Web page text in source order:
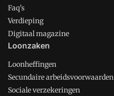
Faq's
Verdieping
Digitaal magazine
Loonzaken
Loonheffingen
Secundaire arbeidsvoorwaarden
Sociale verzekeringen